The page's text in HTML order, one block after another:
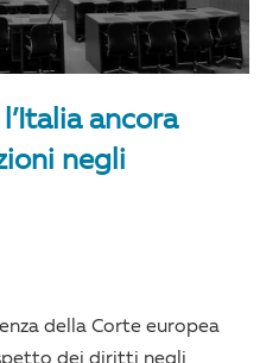
ancora
negli
della Corte europea